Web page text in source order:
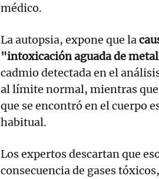
médico.
La autopsia, expone que la
"intoxicación aguada de
cadmio detectada en el
al límite normal, mientras
que se encontró en el cuerpo
habitual.
Los expertos descartan que
consecuencia de gases